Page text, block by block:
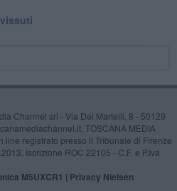
Channel srl - Via Dei Martelli, 8 - 50129
TOSCANA MEDIA
line registrato presso il Tribunale di Firenze
Iscrizione ROC 22105 - C.F. e P.Iva
M5UXCR1 | Privacy Nielsen